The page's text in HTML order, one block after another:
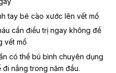
tay bé cào xước lên vết mổ
cần điều trị ngay không để
vết mổ
có thể bú bình chuyên dụng
nắng trong năm đầu.